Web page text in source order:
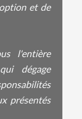
et de
l'entière
dégage
présentés